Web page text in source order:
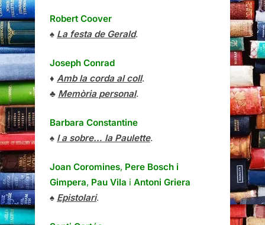
Robert Coover
♠ La festa de Gerald.
Joseph Conrad
♦ Amb la corda al coll.
♣ Memòria personal.
Barbara Constantine
♠ I a sobre… la Paulette.
Joan Coromines, Pere Bosch i
Gimpera, Pau Vila i Antoni Griera
♠ Epistolari.